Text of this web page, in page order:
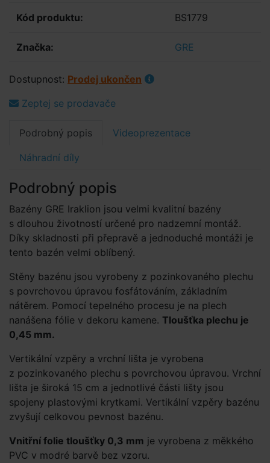
Kód produktu: BS1779
Značka: GRE
Dostupnost: Prodej ukončen
Zeptej se prodavače
Podrobný popis Videoprezentace
Náhradní díly
Podrobný popis
Bazény GRE Iraklion jsou velmi kvalitní bazény
s dlouhou životností určené pro nadzemní montáž.
Díky skladnosti při přepravě a jednoduché montáži je
tento bazén velmi oblíbený.
Stěny bazénu jsou vyrobeny z pozinkovaného plechu
s povrchovou úpravou fosfátováním, základním
nátěrem. Pomocí tepelného procesu je na plech
nanášena fólie v dekoru kamene. Tloušťka plechu je
0,45 mm.
Vertikální vzpěry a vrchní lišta je vyrobena
z pozinkovaného plechu s povrchovou úpravou. Vrchní
lišta je široká 15 cm a jednotlivé části lišty jsou
spojeny plastovými krytkami. Vertikální vzpěry bazénu
zvyšují celkovou pevnost bazénu.
Vnitřní folie tloušťky 0,3 mm je vyrobena z měkkého
PVC v modré barvě bez vzoru.